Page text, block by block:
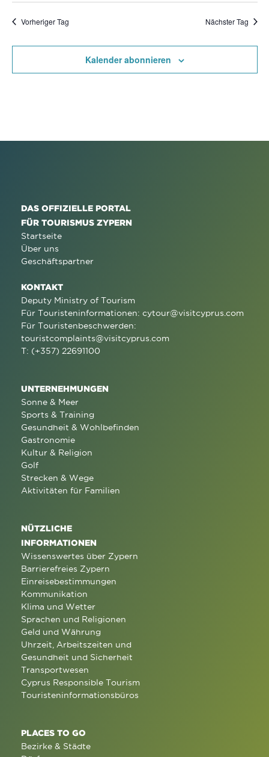
Vorheriger Tag Nächster Tag
Kalender abonnieren
DAS OFFIZIELLE PORTAL
FÜR TOURISMUS ZYPERN
Startseite
Über uns
Geschäftspartner
KONTAKT
Deputy Ministry of Tourism
Für Touristeninformationen: cytour@visitcyprus.com
Für Touristenbeschwerden:
touristcomplaints@visitcyprus.com
T: (+357) 22691100
UNTERNEHMUNGEN
Sonne & Meer
Sports & Training
Gesundheit & Wohlbefinden
Gastronomie
Kultur & Religion
Golf
Strecken & Wege
Aktivitäten für Familien
NÜTZLICHE
INFORMATIONEN
Wissenswertes über Zypern
Barrierefreies Zypern
Einreisebestimmungen
Kommunikation
Klima und Wetter
Sprachen und Religionen
Geld und Währung
Uhrzeit, Arbeitszeiten und
Gesundheit und Sicherheit
Transportwesen
Cyprus Responsible Tourism
Touristeninformationsbüros
PLACES TO GO
Bezirke & Städte